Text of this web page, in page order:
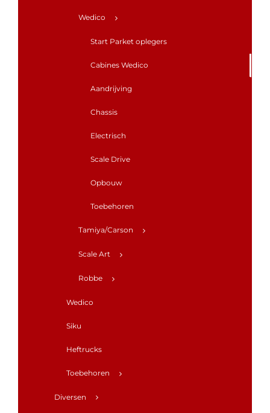
Wedico
Start Parket oplegers
Cabines Wedico
Aandrijving
Chassis
Electrisch
Scale Drive
Opbouw
Toebehoren
Tamiya/Carson
Scale Art
Robbe
Wedico
Siku
Heftrucks
Toebehoren
Diversen